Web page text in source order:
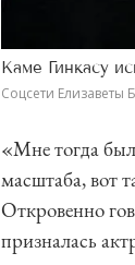
Каме Гинкасу
Соцсети Елизаветы
«Мне тогда
масштаба, вот
Откровенно
призналась